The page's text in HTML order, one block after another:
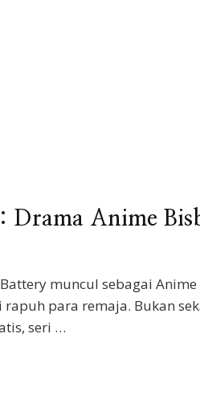
Anime
muncul sebagai
para remaja. Bukan
seri …